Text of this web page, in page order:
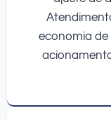
economia